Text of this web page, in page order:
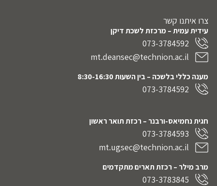
צרו איתנו קשר
עידית עמית – מרכזת לשכת דיקן
073-3784592
mt.deansec@technion.ac.il
מענה כללי בלשכה – בין השעות 8:30-16:30
073-3784592
חגית נחמיאס-ורבנר – רכזת תואר ראשון
073-3784593
mt.ugsec@technion.ac.il
מרב מילר – רכזת תארים מתקדמים
073-3783845